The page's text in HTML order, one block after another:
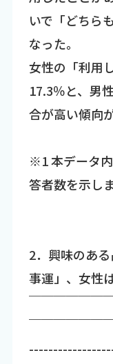
いで「どちら
なった。
女性の「利用
17.3％と、男
合が高い傾向
※1 本データ
答者数を示しま
2．興味のあ
事運」、女性
￣￣￣￣￣￣
￣￣￣￣￣￣